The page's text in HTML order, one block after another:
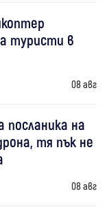
туристи в
08 авг
посланика на
тя пък не
08 авг